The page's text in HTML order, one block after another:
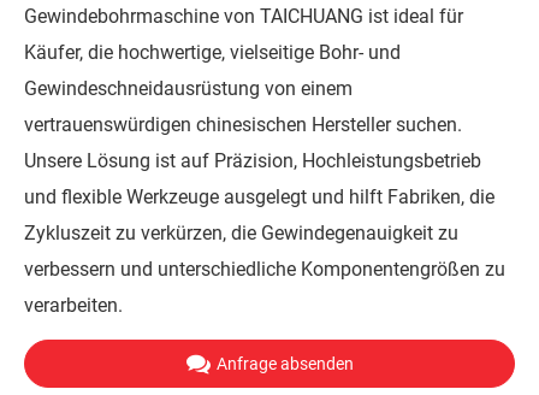
Gewindebohrmaschine von TAICHUANG ist ideal für
Käufer, die hochwertige, vielseitige Bohr- und
Gewindeschneidausrüstung von einem
vertrauenswürdigen chinesischen Hersteller suchen.
Unsere Lösung ist auf Präzision, Hochleistungsbetrieb
und flexible Werkzeuge ausgelegt und hilft Fabriken, die
Zykluszeit zu verkürzen, die Gewindegenauigkeit zu
verbessern und unterschiedliche Komponentengrößen zu
verarbeiten.
Anfrage absenden